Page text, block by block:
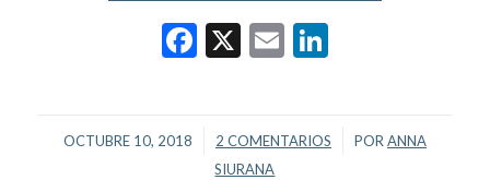
Facebook
X EmailLinkedIn
OCTUBRE 10, 2018
/ 2 COMENTARIOS
/ POR ANNA
SIURANA